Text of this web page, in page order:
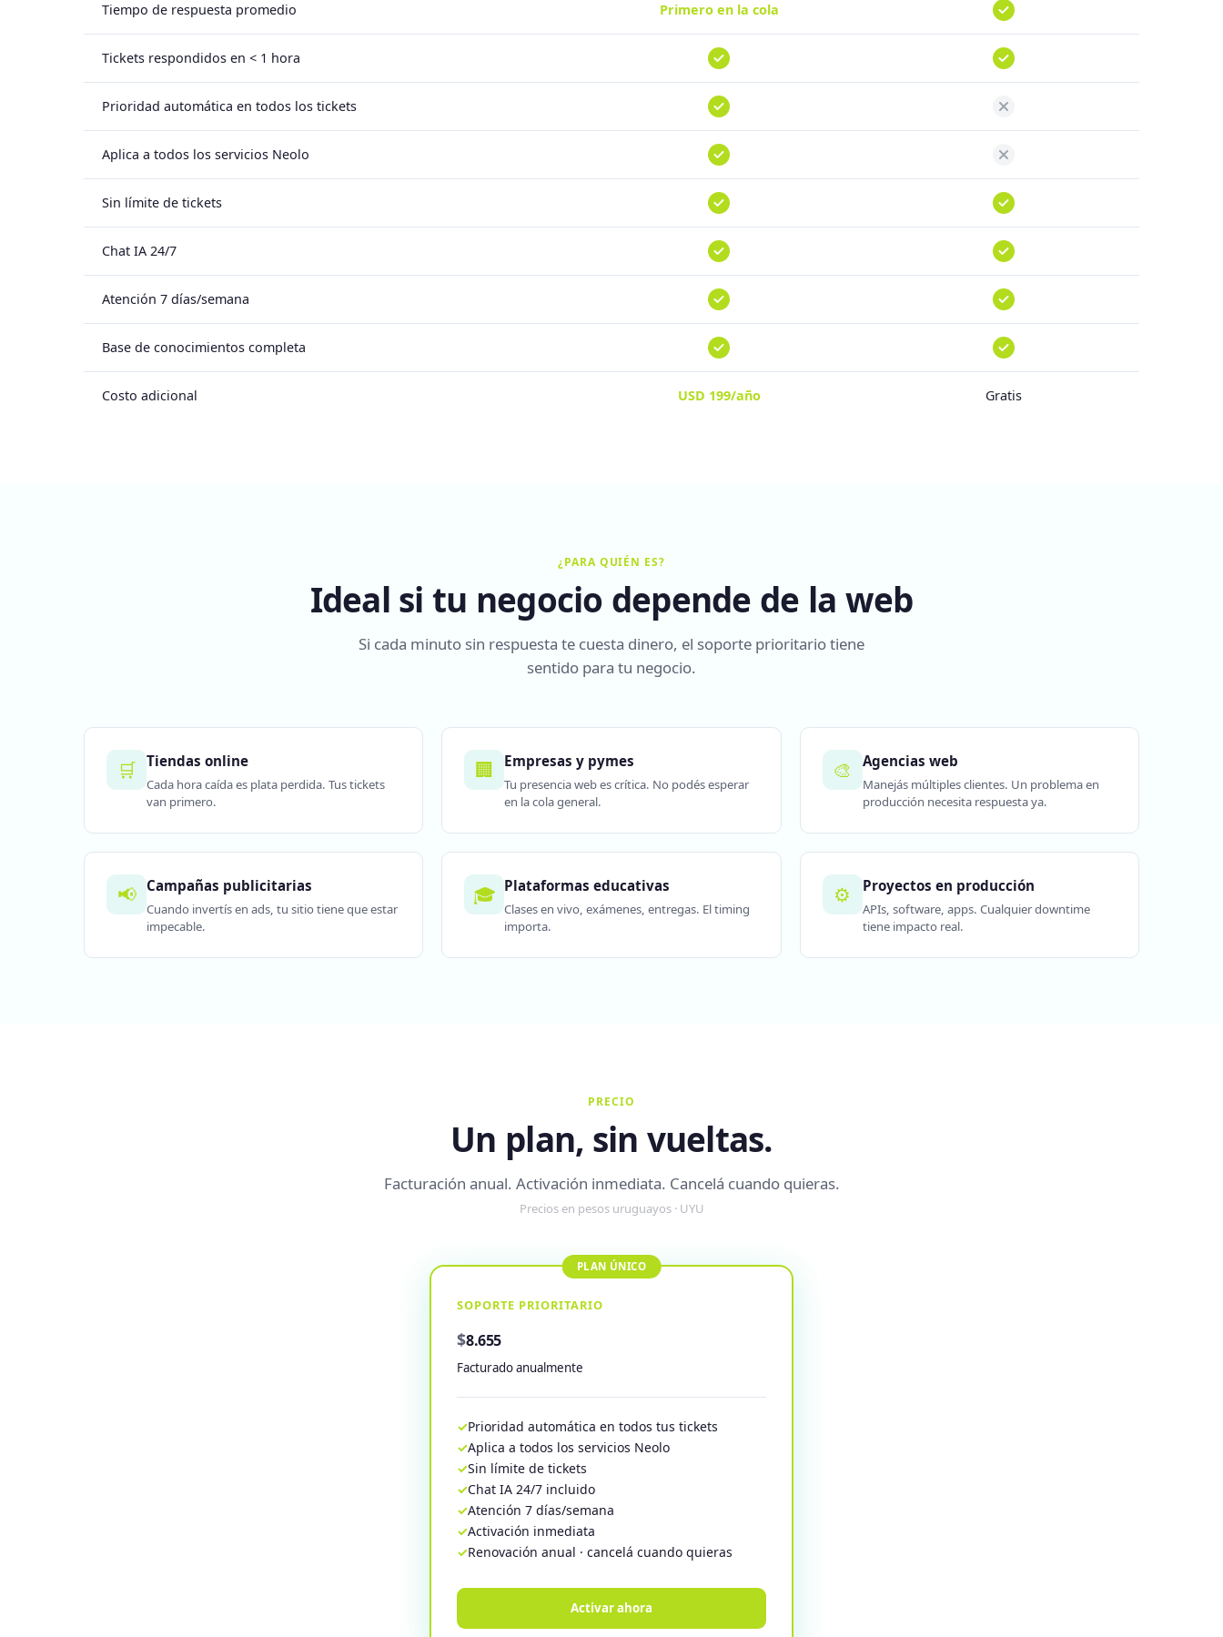
Tiempo de respuesta promedio Primero en la cola
Tickets respondidos en < 1 hora
Prioridad automática en todos los tickets
Aplica a todos los servicios Neolo
Sin límite de tickets
Chat IA 24/7
Atención 7 días/semana
Base de conocimientos completa
Costo adicional USD 199/año Gratis
¿PARA QUIÉN ES?
Ideal si tu negocio depende de la web
Si cada minuto sin respuesta te cuesta dinero, el soporte prioritario tiene
sentido para tu negocio.
🛒 Tiendas online
Cada hora caída es plata perdida. Tus tickets
van primero.
🏢 Empresas y pymes
Tu presencia web es crítica. No podés esperar
en la cola general.
🎨 Agencias web
Manejás múltiples clientes. Un problema en
producción necesita respuesta ya.
📢 Campañas publicitarias
Cuando invertís en ads, tu sitio tiene que estar
impecable.
🎓 Plataformas educativas
Clases en vivo, exámenes, entregas. El timing
importa.
⚙️ Proyectos en producción
APIs, software, apps. Cualquier downtime
tiene impacto real.
PRECIO
Un plan, sin vueltas.
Facturación anual. Activación inmediata. Cancelá cuando quieras.
Precios en pesos uruguayos · UYU
SOPORTE PRIORITARIO
$8.655
Facturado anualmente
Prioridad automática en todos tus tickets
Aplica a todos los servicios Neolo
Sin límite de tickets
Chat IA 24/7 incluido
Atención 7 días/semana
Activación inmediata
Renovación anual · cancelá cuando quieras
Activar ahora